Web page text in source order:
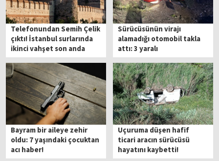
Telefonundan Semih Çelik
çıktı! İstanbul surlarında
ikinci vahşet son anda
önlendi
Sürücüsünün virajı
alamadığı otomobil takla
attı: 3 yaralı
Bayram bir aileye zehir
oldu: 7 yaşındaki çocuktan
acı haber!
Uçuruma düşen hafif
ticari aracın sürücüsü
hayatını kaybetti!